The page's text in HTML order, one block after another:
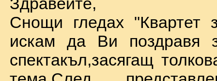
Снощи гледах "Квартет
искам да Ви поздравя
спектакъл,засягащ